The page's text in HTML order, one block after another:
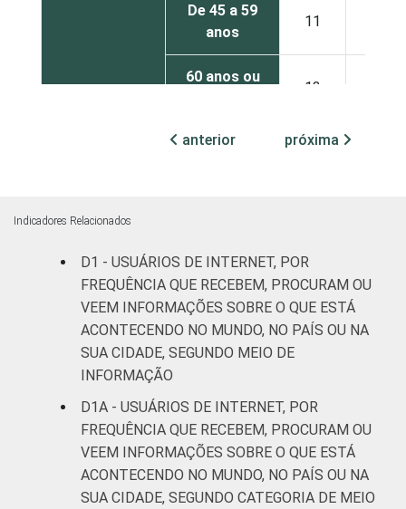
De 45 a 59
anos
11
60 anos ou
13
Norte 16
Sul 8
Centro-
13
CLASSE
SOCIAL
C 13
DE 14
anterior próxima
Indicadores Relacionados
D1 - USUÁRIOS DE INTERNET, POR
FREQUÊNCIA QUE RECEBEM, PROCURAM OU
VEEM INFORMAÇÕES SOBRE O QUE ESTÁ
ACONTECENDO NO MUNDO, NO PAÍS OU NA
SUA CIDADE, SEGUNDO MEIO DE
INFORMAÇÃO
D1A - USUÁRIOS DE INTERNET, POR
FREQUÊNCIA QUE RECEBEM, PROCURAM OU
VEEM INFORMAÇÕES SOBRE O QUE ESTÁ
ACONTECENDO NO MUNDO, NO PAÍS OU NA
SUA CIDADE, SEGUNDO CATEGORIA DE MEIO